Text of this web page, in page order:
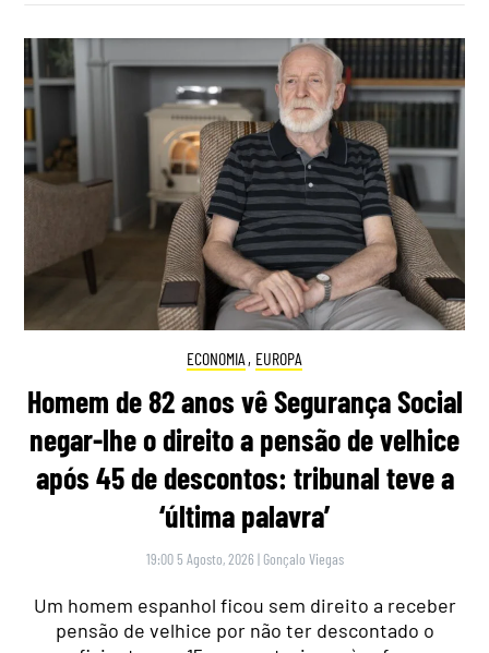
ECONOMIA , EUROPA
Homem de 82 anos vê Segurança Social
negar-lhe o direito a pensão de velhice
após 45 de descontos: tribunal teve a
‘última palavra’
19:00 5 Agosto, 2026 | Gonçalo Viegas
Um homem espanhol ficou sem direito a receber
pensão de velhice por não ter descontado o